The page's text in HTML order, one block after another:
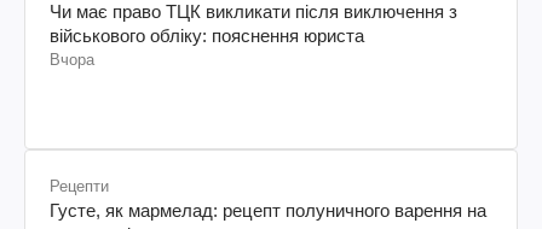
Чи має право ТЦК викликати після виключення з
військового обліку: пояснення юриста
Вчора
Рецепти
Густе, як мармелад: рецепт полуничного варення на